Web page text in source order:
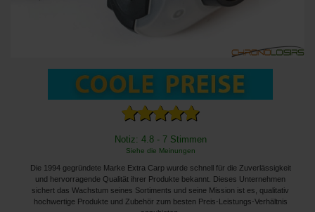
Notiz: 4.8 - 7 Stimmen
Siehe die Meinungen
Die 1994 gegründete Marke Extra Carp wurde schnell für die Zuverlässigkeit
und hervorragende Qualität ihrer Produkte bekannt. Dieses Unternehmen
sichert das Wachstum seines Sortiments und seine Mission ist es, qualitativ
hochwertige Produkte und Zubehör zum besten Preis-Leistungs-Verhältnis